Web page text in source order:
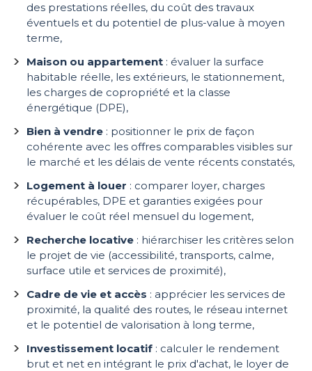
des prestations réelles, du coût des travaux
éventuels et du potentiel de plus-value à moyen
terme,
Maison ou appartement : évaluer la surface
habitable réelle, les extérieurs, le stationnement,
les charges de copropriété et la classe
énergétique (DPE),
Bien à vendre : positionner le prix de façon
cohérente avec les offres comparables visibles sur
le marché et les délais de vente récents constatés,
Logement à louer : comparer loyer, charges
récupérables, DPE et garanties exigées pour
évaluer le coût réel mensuel du logement,
Recherche locative : hiérarchiser les critères selon
le projet de vie (accessibilité, transports, calme,
surface utile et services de proximité),
Cadre de vie et accès : apprécier les services de
proximité, la qualité des routes, le réseau internet
et le potentiel de valorisation à long terme,
Investissement locatif : calculer le rendement
brut et net en intégrant le prix d'achat, le loyer de